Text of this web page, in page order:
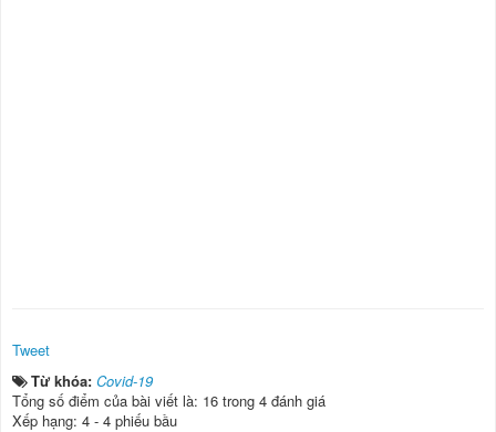
Tweet
Từ khóa: Covid-19
Tổng số điểm của bài viết là: 16 trong 4 đánh giá
Xếp hạng: 4 - 4 phiếu bầu